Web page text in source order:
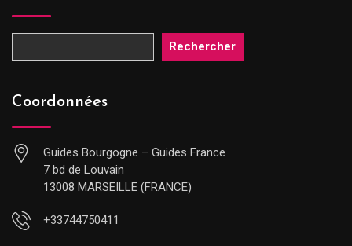
Rechercher
Coordonnées
Guides Bourgogne – Guides France
7 bd de Louvain
13008 MARSEILLE (FRANCE)
+33744750411